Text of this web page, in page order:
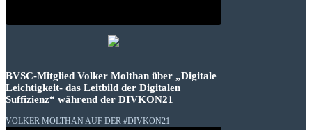
BVSC-Mitglied Volker Molthan über „Digitale
Leichtigkeit- das Leitbild der Digitalen
Suffizienz“ während der DIVKON21
VOLKER MOLTHAN AUF DER #DIVKON21